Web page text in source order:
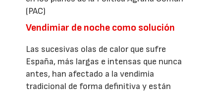
(PAC)
Vendimiar de noche como solución
Las sucesivas olas de calor que sufre
España, más largas e intensas que nunca
antes, han afectado a la vendimia
tradicional de forma definitiva y están